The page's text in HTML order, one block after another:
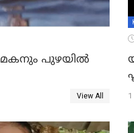
പുഴയിൽ
View All 1